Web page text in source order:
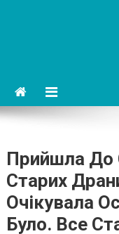
Прийшла До
Старих
Очікувала
Було. Все